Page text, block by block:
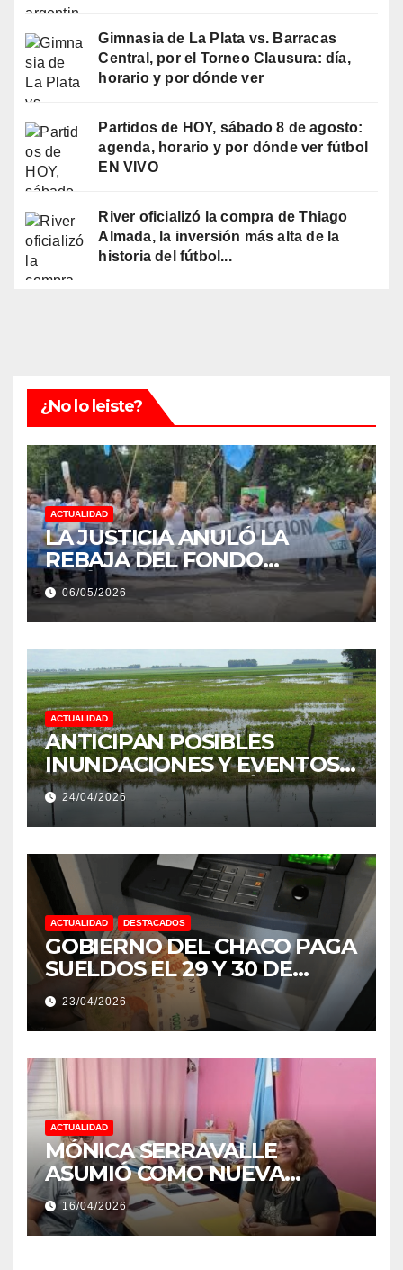
Gimnasia de La Plata vs. Barracas
Central, por el Torneo Clausura: día,
horario y por dónde ver
Partidos de HOY, sábado 8 de agosto:
agenda, horario y por dónde ver fútbol
EN VIVO
River oficializó la compra de Thiago
Almada, la inversión más alta de la
historia del fútbol...
¿No lo leiste?
ACTUALIDAD
LA JUSTICIA ANULÓ LA
REBAJA DEL FONDO
ESTÍMULO A EMPLEADOS DE
PRODUCCIÓN DE LA
PROVINCIA DEL CHACO
06/05/2026
ACTUALIDAD
ANTICIPAN POSIBLES
INUNDACIONES Y EVENTOS
EXTREMOS: “PODRÍA SER UN
NIÑO MUY IMPORTANTE”
24/04/2026
ACTUALIDAD DESTACADOS
GOBIERNO DEL CHACO PAGA
SUELDOS EL 29 Y 30 DE
ABRIL, CON EL 2% DE
AUMENTO
23/04/2026
ACTUALIDAD
MÓNICA SERRAVALLE
ASUMIÓ COMO NUEVA
DIRECTORA DEL E.E.S. N° 82
«RENÉ FAVALORO» DE
BASAIL.
16/04/2026